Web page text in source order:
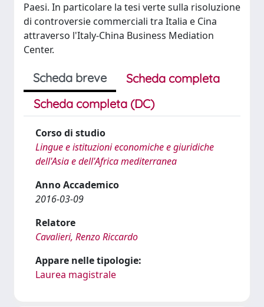
Paesi. In particolare la tesi verte sulla risoluzione
di controversie commerciali tra Italia e Cina
attraverso l'Italy-China Business Mediation
Center.
Scheda breve
Scheda completa
Scheda completa (DC)
Corso di studio
Lingue e istituzioni economiche e giuridiche
dell'Asia e dell'Africa mediterranea
Anno Accademico
2016-03-09
Relatore
Cavalieri, Renzo Riccardo
Appare nelle tipologie:
Laurea magistrale